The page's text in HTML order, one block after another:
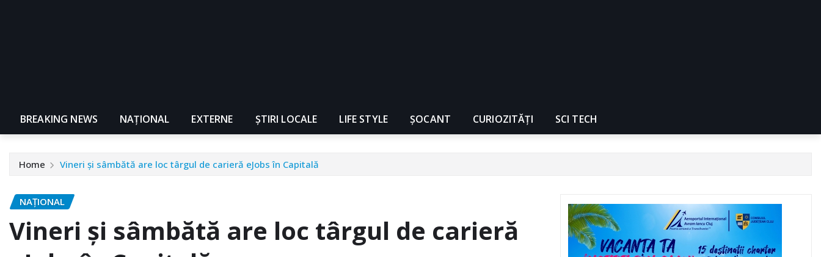
BREAKING NEWS NAŢIONAL EXTERNE ȘTIRI LOCALE LIFE STYLE ȘOCANT CURIOZITĂȚI SCI TECH
Home Vineri și sâmbătă are loc târgul de carieră eJobs în Capitală
NAŢIONAL
Vineri și sâmbătă are loc târgul de carieră